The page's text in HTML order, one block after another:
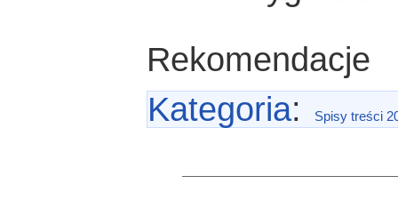
Rekomendacje
Kategoria: Spisy treści